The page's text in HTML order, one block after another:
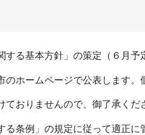
る基本方針」の策定（６月予
ホームページで公表します
おりませんので、御了承くだ
条例」の規定に従って適正